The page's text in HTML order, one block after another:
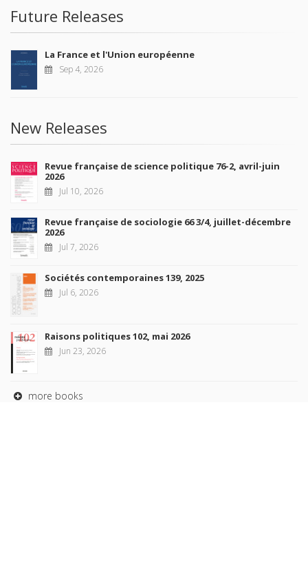
Future Releases
La France et l'Union européenne
Sep 4, 2026
New Releases
Revue française de science politique 76-2, avril-juin
2026
Jul 10, 2026
Revue française de sociologie 66 3/4, juillet-décembre
2026
Jul 7, 2026
Sociétés contemporaines 139, 2025
Jul 6, 2026
Raisons politiques 102, mai 2026
Jun 23, 2026
more books